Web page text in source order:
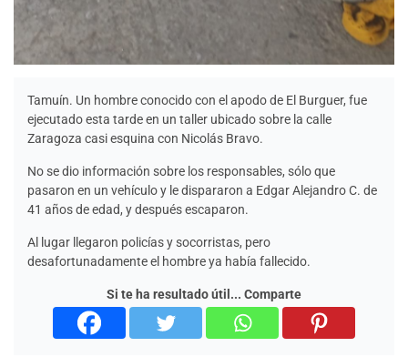
Tamuín. Un hombre conocido con el apodo de El Burguer, fue
ejecutado esta tarde en un taller ubicado sobre la calle
Zaragoza casi esquina con Nicolás Bravo.
No se dio información sobre los responsables, sólo que
pasaron en un vehículo y le dispararon a Edgar Alejandro C. de
41 años de edad, y después escaparon.
Al lugar llegaron policías y socorristas, pero
desafortunadamente el hombre ya había fallecido.
Si te ha resultado útil... Comparte